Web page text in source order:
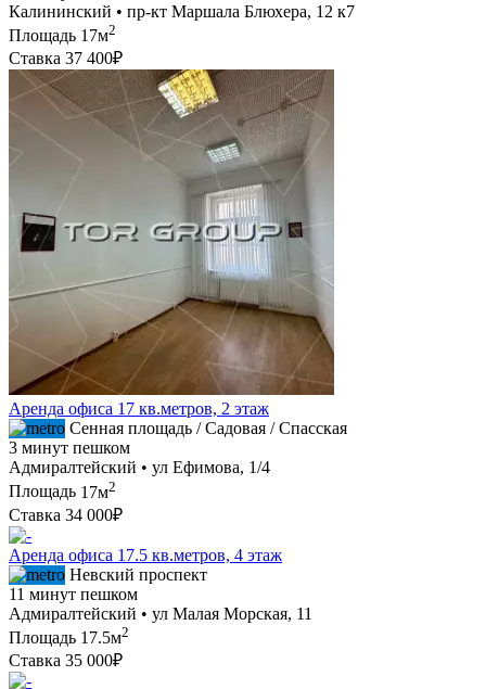
Калининский • пр-кт Маршала Блюхера, 12 к7
Площадь 17м2
Ставка 37 400₽
Аренда офиса 17 кв.метров, 2 этаж
Сенная площадь / Садовая / Спасская
3 минут пешком
Адмиралтейский • ул Ефимова, 1/4
Площадь 17м2
Ставка 34 000₽
Аренда офиса 17.5 кв.метров, 4 этаж
Невский проспект
11 минут пешком
Адмиралтейский • ул Малая Морская, 11
Площадь 17.5м2
Ставка 35 000₽